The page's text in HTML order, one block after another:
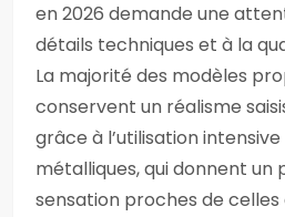
en 2026 demande une
détails techniques et à la
La majorité des modèles
conservent un réalisme
grâce à l’utilisation
métalliques, qui donnent un
sensation proches de celles